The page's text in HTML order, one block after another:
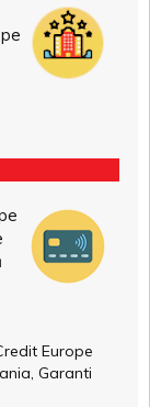
Europe
Garanti